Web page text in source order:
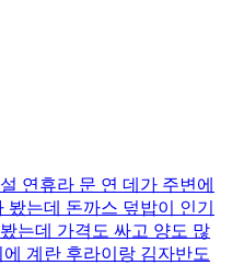
연휴라 문 연 데가 주변에
는데 돈까스 덮밥이 인기
는데 가격도 싸고 양도 많
계란 후라이랑 김자반도